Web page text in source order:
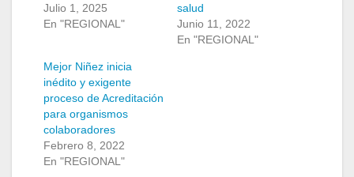
Julio 1, 2025
En "REGIONAL"
salud
Junio 11, 2022
En "REGIONAL"
Mejor Niñez inicia
inédito y exigente
proceso de Acreditación
para organismos
colaboradores
Febrero 8, 2022
En "REGIONAL"